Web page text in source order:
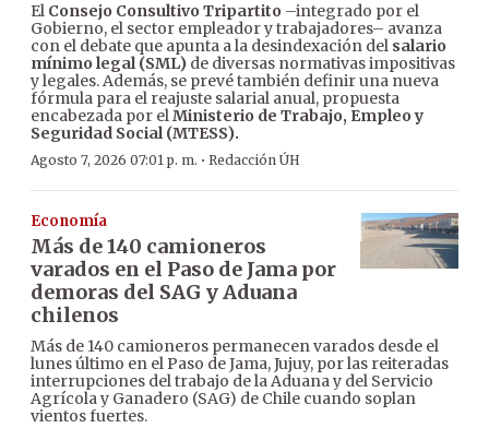
El Consejo Consultivo Tripartito –integrado por el
Gobierno, el sector empleador y trabajadores– avanza
con el debate que apunta a la desindexación del salario
mínimo legal (SML) de diversas normativas impositivas
y legales. Además, se prevé también definir una nueva
fórmula para el reajuste salarial anual, propuesta
encabezada por elMinisterio de Trabajo, Empleo y
Seguridad Social (MTESS).
Agosto 7, 2026 07:01 p. m. · Redacción ÚH
Economía
Más de 140 camioneros
varados en el Paso de Jama por
demoras del SAG y Aduana
chilenos
Más de 140 camioneros permanecen varados desde el
lunes último en el Paso de Jama, Jujuy, por las reiteradas
interrupciones del trabajo de la Aduana y del Servicio
Agrícola y Ganadero (SAG) de Chile cuando soplan
vientos fuertes.